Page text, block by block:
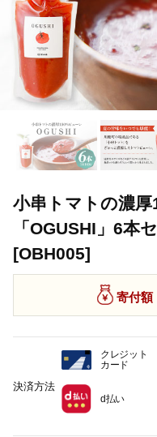
小串トマトの濃
「OGUSHI」6本
[OBH005]
寄付額
決済方法
クレジット
カード
d払い